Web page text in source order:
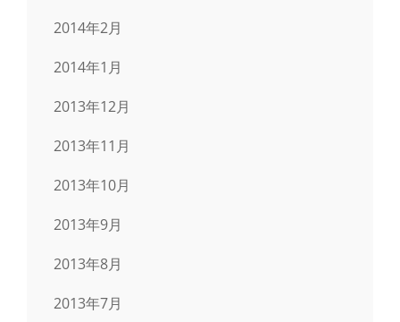
2014年2月
2014年1月
2013年12月
2013年11月
2013年10月
2013年9月
2013年8月
2013年7月